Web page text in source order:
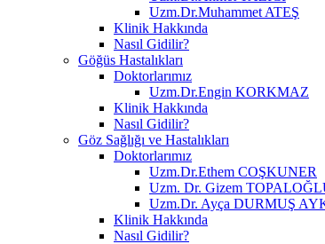
Uzm.Dr.Muhammet ATEŞ
Klinik Hakkında
Nasıl Gidilir?
Göğüs Hastalıkları
Doktorlarımız
Uzm.Dr.Engin KORKMAZ
Klinik Hakkında
Nasıl Gidilir?
Göz Sağlığı ve Hastalıkları
Doktorlarımız
Uzm.Dr.Ethem COŞKUNER
Uzm. Dr. Gizem
Uzm.Dr. Ayça DURMUŞ
Klinik Hakkında
Nasıl Gidilir?